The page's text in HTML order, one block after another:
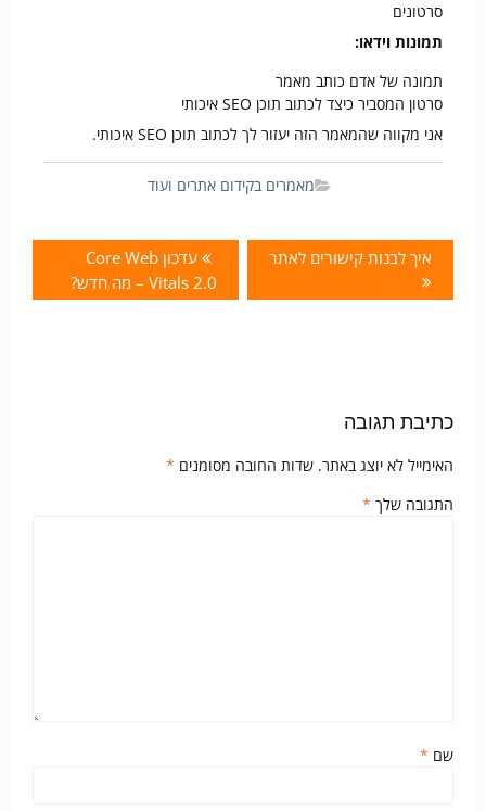
סרטונים
תמונות וידאו:
תמונה של אדם כותב מאמר
סרטון המסביר כיצד לכתוב תוכן SEO איכותי
אני מקווה שהמאמר הזה יעזור לך לכתוב תוכן SEO איכותי.
מאמרים בקידום אתרים ועוד
עדכון Core Web
Vitals 2.0 – מה חדש?
איך לבנות קישורים לאתר
כתיבת תגובה
האימייל לא יוצג באתר. שדות החובה מסומנים *
התגובה שלך *
שם *